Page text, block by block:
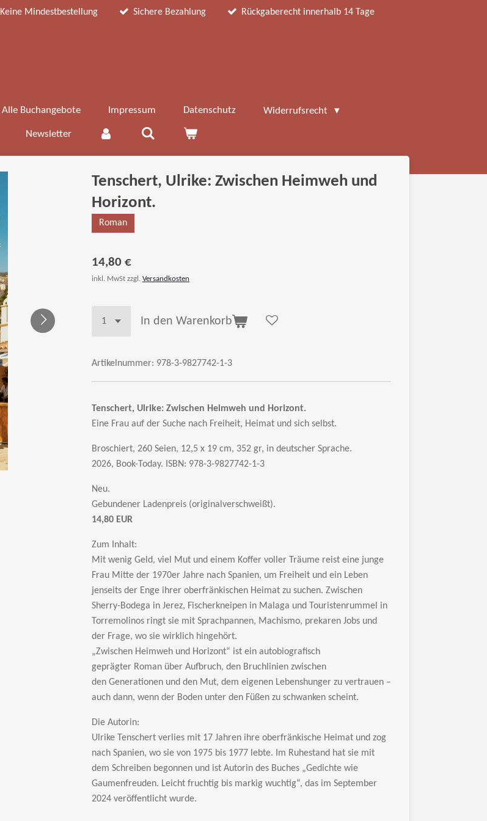
Keine Mindestbestellung Sichere Bezahlung Rückgaberecht innerhalb 14 Tage
Alle Buchangebote Impressum Datenschutz Widerrufsrecht
Newsletter
Tenschert, Ulrike: Zwischen Heimweh und
Horizont.
Roman
14,80 €
inkl. MwSt zzgl. Versandkosten
In den Warenkorb
Artikelnummer: 978-3-9827742-1-3
Tenschert, Ulrike: Zwischen Heimweh und Horizont.
Eine Frau auf der Suche nach Freiheit, Heimat und sich selbst.
Broschiert, 260 Seien, 12,5 x 19 cm, 352 gr, in deutscher Sprache.
2026, Book-Today. ISBN: 978-3-9827742-1-3
Neu.
Gebundener Ladenpreis (originalverschweißt).
14,80 EUR
Zum Inhalt:
Mit wenig Geld, viel Mut und einem Koffer voller Träume reist eine junge
Frau Mitte der 1970er Jahre nach Spanien, um Freiheit und ein Leben
jenseits der Enge ihrer oberfränkischen Heimat zu suchen. Zwischen
Sherry-Bodega in Jerez, Fischerkneipen in Malaga und Touristenrummel in
Torremolinos ringt sie mit Sprachpannen, Machismo, prekaren Jobs und
der Frage, wo sie wirklich hingehört.
„Zwischen Heimweh und Horizont“ ist ein autobiografisch
geprägter Roman über Aufbruch, den Bruchlinien zwischen
den Generationen und den Mut, dem eigenen Lebenshunger zu vertrauen –
auch dann, wenn der Boden unter den Füßen zu schwanken scheint.
Die Autorin:
Ulrike Tenschert verlies mit 17 Jahren ihre oberfränkische Heimat und zog
nach Spanien, wo sie von 1975 bis 1977 lebte. Im Ruhestand hat sie mit
dem Schreiben begonnen und ist Autorin des Buches „Gedichte wie
Gaumenfreuden. Leicht fruchtig bis markig wuchtig“, das im September
2024 veröffentlicht wurde.